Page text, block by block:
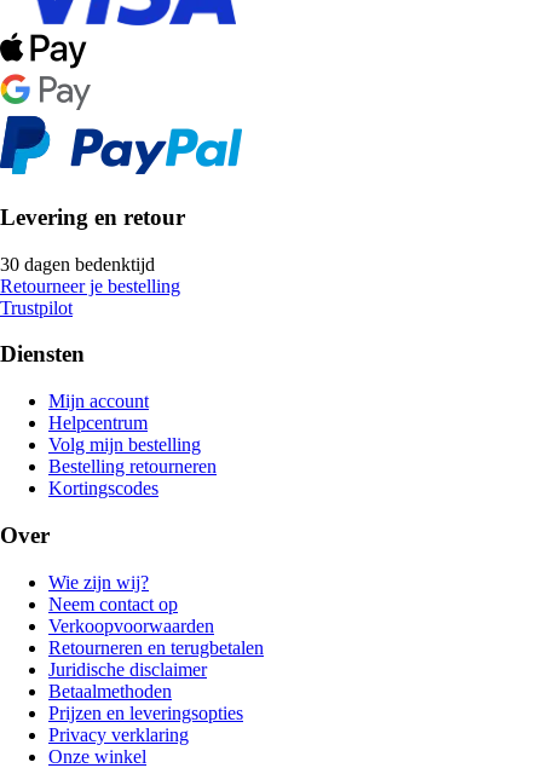
Levering en retour
30 dagen bedenktijd
Retourneer je bestelling
Trustpilot
Diensten
Mijn account
Helpcentrum
Volg mijn bestelling
Bestelling retourneren
Kortingscodes
Over
Wie zijn wij?
Neem contact op
Verkoopvoorwaarden
Retourneren en terugbetalen
Juridische disclaimer
Betaalmethoden
Prijzen en leveringsopties
Privacy verklaring
Onze winkel